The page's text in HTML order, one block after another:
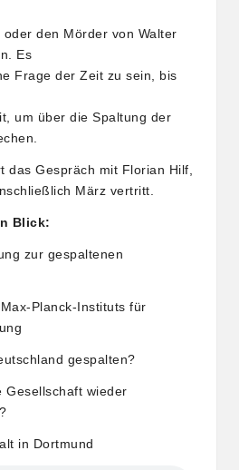
den Mörder von Walter
Es
Frage der Zeit zu sein, bis
um über die Spaltung der
das Gespräch mit Florian Hilf,
März vertritt.
Blick:
zur gespaltenen
Planck-Instituts für
gespalten?
Gesellschaft wieder
in Dortmund